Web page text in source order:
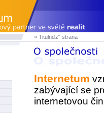
» Titulnďż˝ strana
Internetum
zabývající se
internetovou